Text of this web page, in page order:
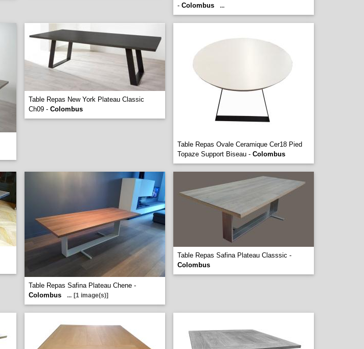
- Colombus ...
Table Repas New York Plateau Classic
Ch09 - Colombus
Table Repas Ovale Ceramique Cer18 Pied
Topaze Support Biseau - Colombus
Table Repas Safina Plateau Chene -
Colombus
... [1 image(s)]
Table Repas Safina Plateau Classsic -
Colombus